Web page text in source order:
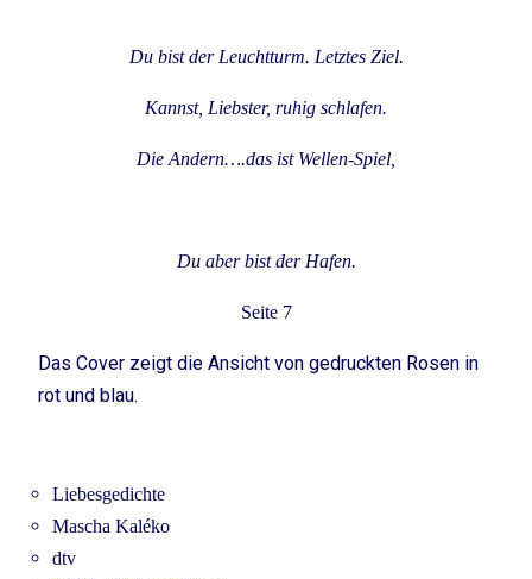
Du bist der Leuchtturm. Letztes Ziel.
Kannst, Liebster, ruhig schlafen.
Die Andern….das ist Wellen-Spiel,
Du aber bist der Hafen.
Seite 7
Das Cover zeigt die Ansicht von gedruckten Rosen in
rot und blau.
Liebesgedichte
Mascha Kaléko
dtv